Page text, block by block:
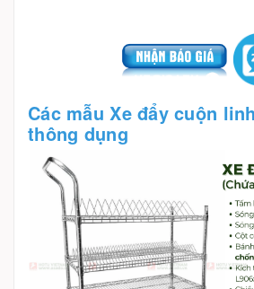
Các mẫu Xe đẩy cuộn
thông dụng